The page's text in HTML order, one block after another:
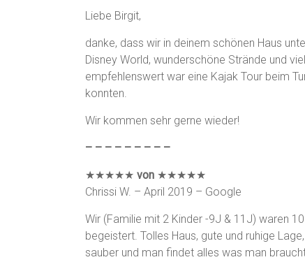
Liebe Birgit,
danke, dass wir in deinem schönen Haus
Disney World, wunderschöne Strände und
empfehlenswert war eine Kajak Tour beim
konnten.
Wir kommen sehr gerne wieder!
– – – – – – – – –
★★★★★ von ★★★★★
Chrissi W. – April 2019 – Google
Wir (Familie mit 2 Kinder -9J & 11J) waren
begeistert. Tolles Haus, gute und ruhige
sauber und man findet alles was man